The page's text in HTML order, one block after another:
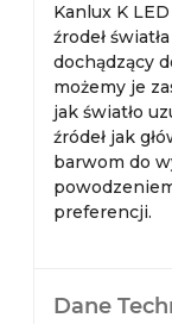
Kanlux K
źrodeł
dochądzący
możemy je
jak światło
źródeł jak
barwom do
preferencji.
Dane